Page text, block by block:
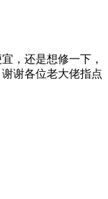
，还是想修一下，
谢各位老大佬指点